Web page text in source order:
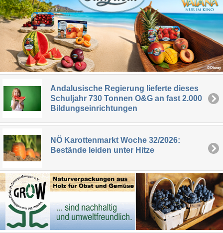
Andalusische Regierung lieferte dieses
Schuljahr 730 Tonnen O&G an fast 2.000
Bildungseinrichtungen
NÖ Karottenmarkt Woche 32/2026:
Bestände leiden unter Hitze